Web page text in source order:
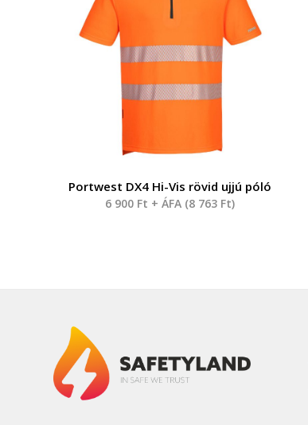
Portwest DX4 Hi-Vis rövid ujjú póló
6 900 Ft + ÁFA (8 763 Ft)